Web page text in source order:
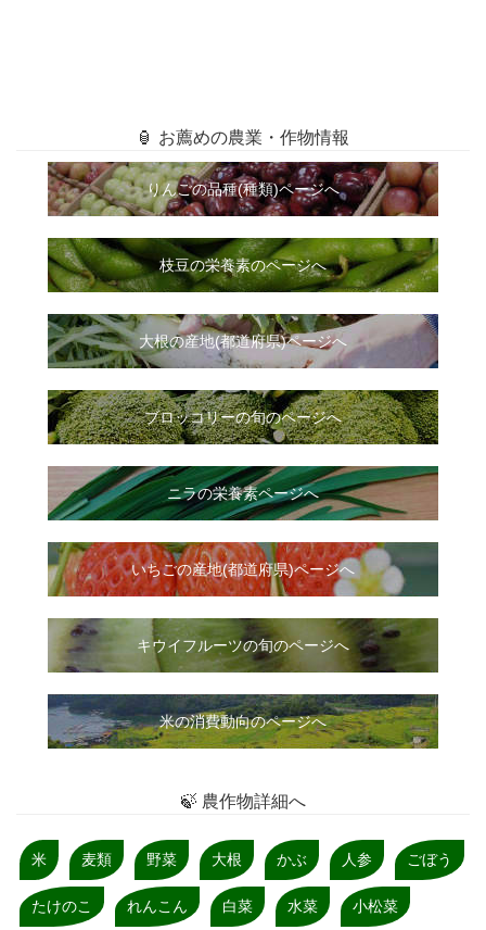
🏮 お薦めの農業・作物情報
りんごの品種(種類)ページへ
枝豆の栄養素のページへ
大根の産地(都道府県)ページへ
ブロッコリーの旬のページへ
ニラの栄養素ページへ
いちごの産地(都道府県)ページへ
キウイフルーツの旬のページへ
米の消費動向のページへ
🍃 農作物詳細へ
米 麦類 野菜 大根 かぶ 人参 ごぼう
たけのこ れんこん 白菜 水菜 小松菜